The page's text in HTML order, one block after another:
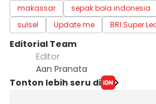
makassar sepak bola indonesia
sulsel
Update me BRI Super
Editorial Team
Editor
Aan Pranata
Tonton lebih seru di